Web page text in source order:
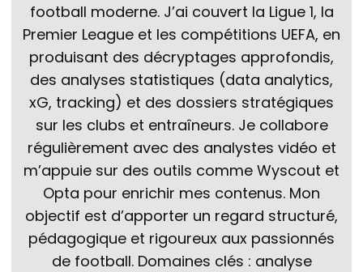
football moderne. J’ai couvert la Ligue 1, la
Premier League et les compétitions UEFA, en
produisant des décryptages approfondis,
des analyses statistiques (data analytics,
xG, tracking) et des dossiers stratégiques
sur les clubs et entraîneurs. Je collabore
régulièrement avec des analystes vidéo et
m’appuie sur des outils comme Wyscout et
Opta pour enrichir mes contenus. Mon
objectif est d’apporter un regard structuré,
pédagogique et rigoureux aux passionnés
de football. Domaines clés : analyse